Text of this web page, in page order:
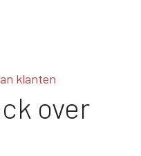
klanten
over